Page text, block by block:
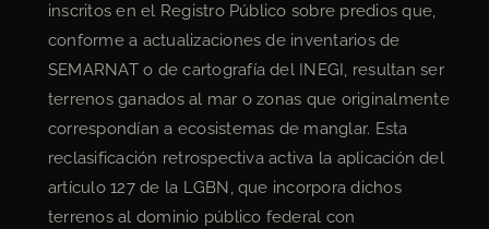
inscritos en el Registro Público sobre predios que,
conforme a actualizaciones de inventarios de
SEMARNAT o de cartografía del INEGI, resultan ser
terrenos ganados al mar o zonas que originalmente
correspondían a ecosistemas de manglar. Esta
reclasificación retrospectiva activa la aplicación del
artículo 127 de la LGBN, que incorpora dichos
terrenos al dominio público federal con